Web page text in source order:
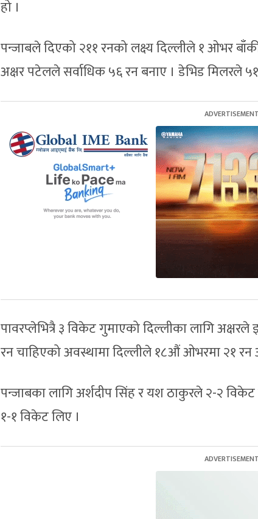
हो ।
पन्जाबले दिएको २११ रनको लक्ष्य दिल्लीले १ ओभर
अक्षर पटेलले सर्वाधिक ५६ रन बनाए । डेभिड मिलरले
पावरप्लेभित्रै ३ विकेट गुमाएको दिल्लीका लागि
रन चाहिएको अवस्थामा दिल्लीले १८औं ओभरमा २१
पन्जाबका लागि अर्शदीप सिंह र यश ठाकुरले २-२
१-१ विकेट लिए ।